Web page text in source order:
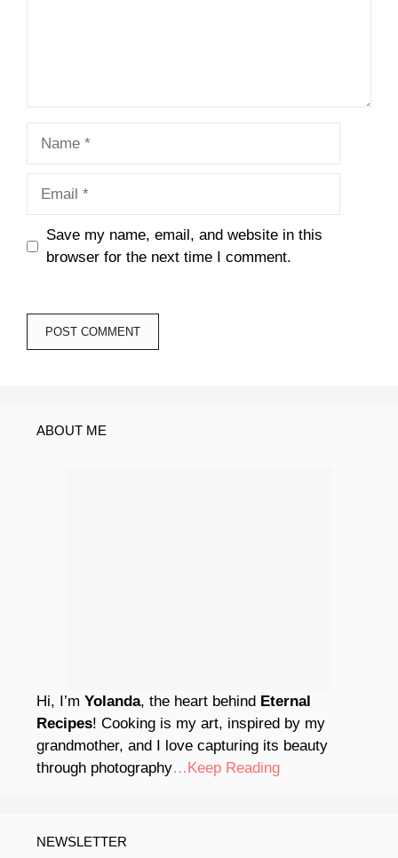
Save my name, email, and website in this
browser for the next time I comment.
ABOUT ME
Hi, I’m Yolanda, the heart behind Eternal
Recipes! Cooking is my art, inspired by my
grandmother, and I love capturing its beauty
through photography…Keep Reading
NEWSLETTER